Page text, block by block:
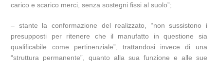
carico e scarico merci, senza sostegni fissi al suolo”;
– stante la conformazione del realizzato, “non sussistono i
presupposti per ritenere che il manufatto in questione sia
qualificabile come pertinenziale”, trattandosi invece di una
“struttura permanente”, quanto alla sua funzione e alle sue